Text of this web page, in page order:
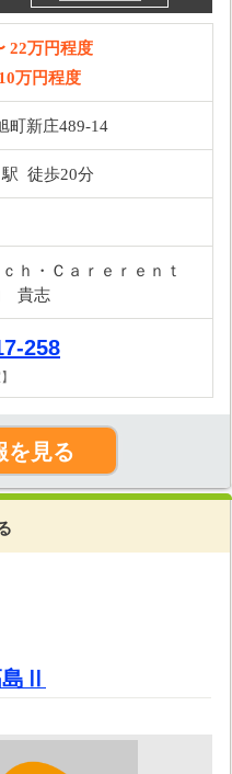
22万円程度
10万円程度
町新庄489-14
駅 徒歩20分
ｈ・Ｃａｒｅｒｅｎｔ
貴志
258
を見る
Ⅱ